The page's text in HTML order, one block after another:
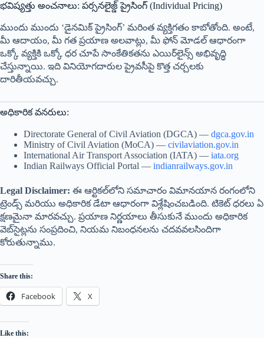
భవిష్యత్తు అంచనాలు: పర్సనలైజ్డ్ ప్రైసింగ్ (Individual Pricing)
ముందు ముందు ‘డైనమిక్ ప్రైసింగ్’ మరింత వ్యక్తిగతం కాబోతోంది. అంటే,
మీ ఆదాయం, మీ గత ప్రయాణ అలవాట్లు, మీ ఫోన్ మోడల్ ఆధారంగా
ఒక్కో వ్యక్తికి ఒక్కో ధర చూపే సాంకేతికతను ఎయిర్‌లైన్స్ అభివృద్ధి
చేస్తున్నాయి. ఇది వినియోగదారుల ప్రైవసీపై కొత్త చర్చలకు
దారితీయవచ్చు.
అధికారిక వనరులు:
Directorate General of Civil Aviation (DGCA) — dgca.gov.in
Ministry of Civil Aviation (MoCA) — civilaviation.gov.in
International Air Transport Association (IATA) — iata.org
Indian Railways Official Portal — indianrailways.gov.in
Legal Disclaimer: ఈ ఆర్టికల్‌లోని సమాచారం విమానయాన రంగంలోని
ట్రెండ్స్ మరియు అధికారిక డేటా ఆధారంగా విశ్లేషించబడింది. టికెట్ ధరలు ఏ
క్షణమైనా మారవచ్చు. ప్రయాణ నిర్ణయాలు తీసుకునే ముందు అధికారిక
వెబ్‌సైట్లను సంప్రదించి, నియమ నిబంధనలను చదవవలసిందిగా
కోరుతున్నాము.
Share this:
Facebook X
Like this: